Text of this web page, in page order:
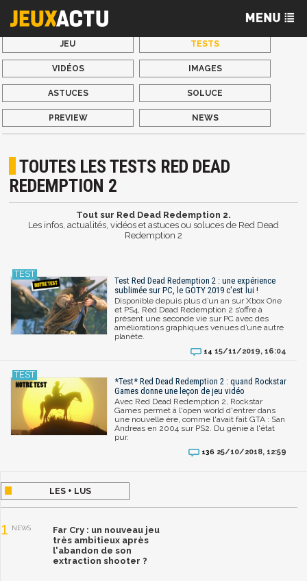
JEU TESTS
VIDÉOS IMAGES
ASTUCES SOLUCE
PREVIEW NEWS
TOUTES LES TESTS RED DEAD
REDEMPTION 2
Tout sur Red Dead Redemption 2.
Les infos, actualités, vidéos et astuces ou soluces de Red Dead
Redemption 2
Test Red Dead Redemption 2 : une expérience
sublimée sur PC, le GOTY 2019 c'est lui !
Disponible depuis plus d’un an sur Xbox One
et PS4, Red Dead Redemption 2 s’offre à
présent une seconde vie sur PC avec des
améliorations graphiques venues d’une autre
planète.
14 15/11/2019, 16:04
*Test* Red Dead Redemption 2 : quand Rockstar
Games donne une leçon de jeu vidéo
Avec Red Dead Redemption 2, Rockstar
Games permet à l'open world d'entrer dans
une nouvelle ère, comme l'avait fait GTA : San
Andreas en 2004 sur PS2. Du génie à l'état
pur.
136 25/10/2018, 12:59
LES + LUS
1 NEWS
Far Cry : un nouveau jeu
très ambitieux après
l'abandon de son
extraction shooter ?